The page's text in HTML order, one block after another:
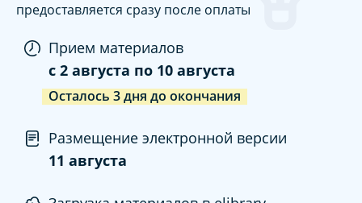
предоставляется сразу после оплаты
Прием материалов
c 2 августа по 10 августа
Осталось 3дня до окончания
Размещение электронной версии
11 августа